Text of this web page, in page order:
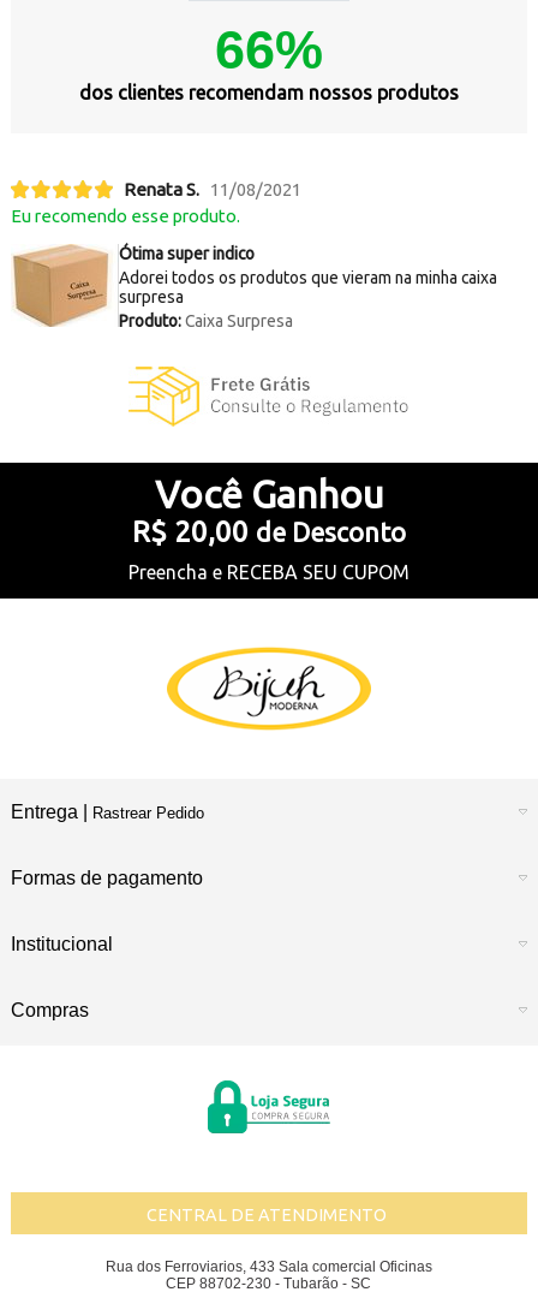
66%
dos clientes recomendam nossos produtos
Renata S. 11/08/2021
Eu recomendo esse produto.
Ótima super indico
Adorei todos os produtos que vieram na minha caixa
surpresa
Produto:Caixa Surpresa
Você Ganhou
R$ 20,00 de Desconto
Preencha e RECEBA SEU CUPOM
Entrega | Rastrear Pedido
Formas de pagamento
Institucional
Compras
CENTRAL DE ATENDIMENTO
Rua dos Ferroviarios, 433 Sala comercial Oficinas
CEP 88702-230 - Tubarão - SC